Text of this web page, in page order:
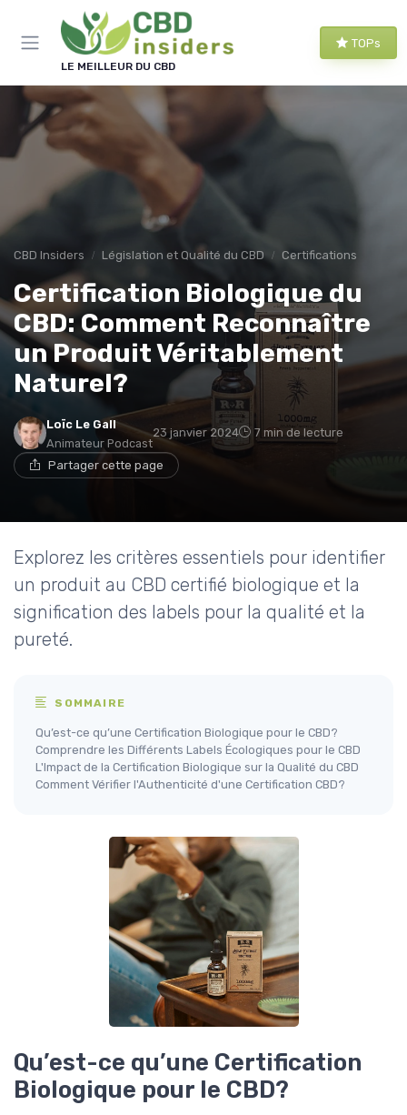
LE MEILLEUR DU CBD
TOPs
CBD Insiders Législation et Qualité du CBD Certifications
Certification Biologique du
CBD: Comment Reconnaître
un Produit Véritablement
Naturel?
Loïc Le Gall
Animateur Podcast
23 janvier 2024 7 min de lecture
Partager cette page
Explorez les critères essentiels pour identifier
un produit au CBD certifié biologique et la
signification des labels pour la qualité et la
pureté.
SOMMAIRE
Qu’est-ce qu’une Certification Biologique pour le CBD?
Comprendre les Différents Labels Écologiques pour le CBD
L'Impact de la Certification Biologique sur la Qualité du CBD
Comment Vérifier l'Authenticité d'une Certification CBD?
Qu’est-ce qu’une Certification
Biologique pour le CBD?
Panneau de gestion des cookies